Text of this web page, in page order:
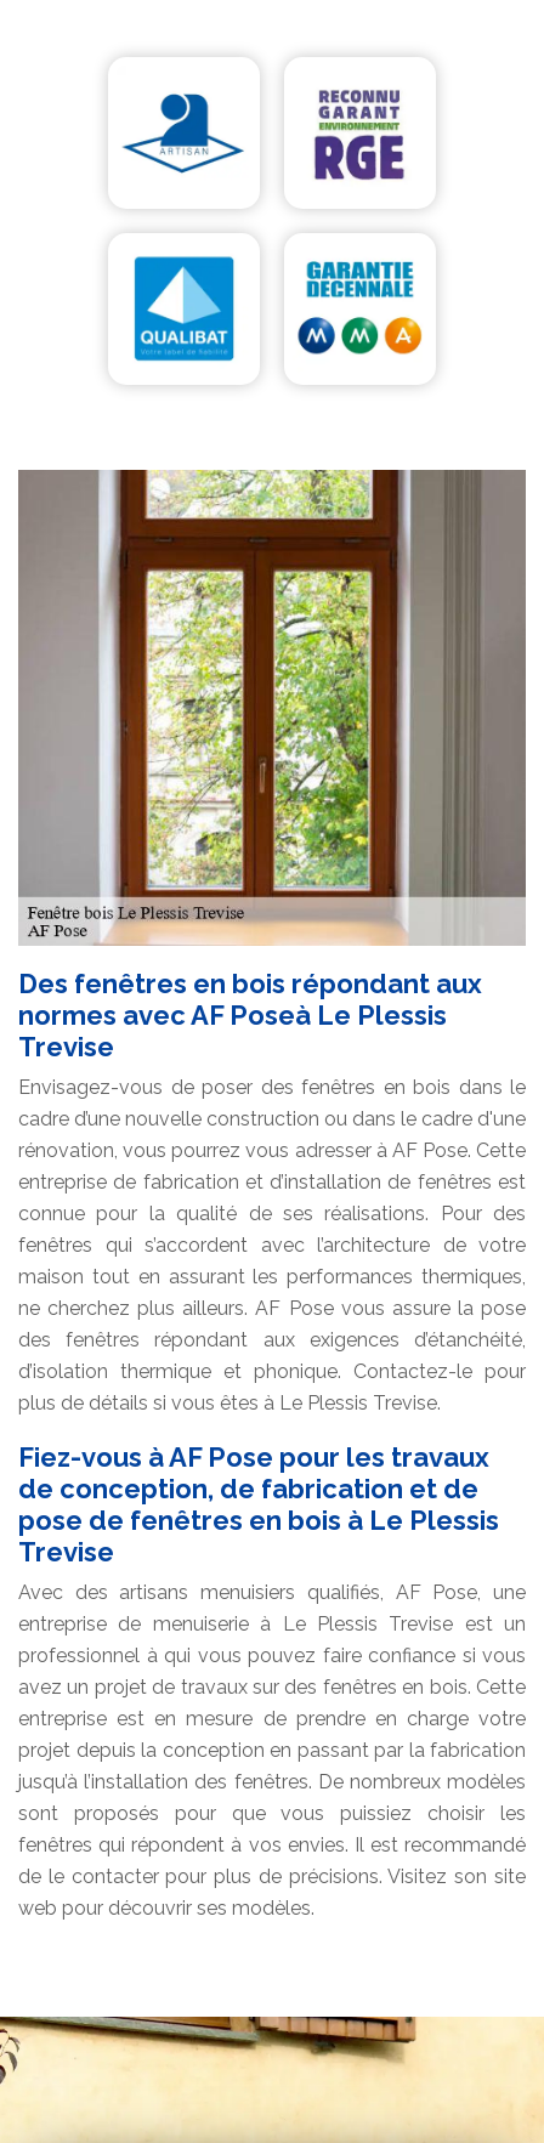
Des fenêtres en bois répondant aux
normes avec AF Poseà Le Plessis
Trevise
Envisagez-vous de poser des fenêtres en bois dans le
cadre d’une nouvelle construction ou dans le cadre d'une
rénovation, vous pourrez vous adresser à AF Pose. Cette
entreprise de fabrication et d’installation de fenêtres est
connue pour la qualité de ses réalisations. Pour des
fenêtres qui s’accordent avec l’architecture de votre
maison tout en assurant les performances thermiques,
ne cherchez plus ailleurs. AF Pose vous assure la pose
des fenêtres répondant aux exigences d’étanchéité,
d’isolation thermique et phonique. Contactez-le pour
plus de détails si vous êtes à Le Plessis Trevise.
Fiez-vous à AF Pose pour les travaux
de conception, de fabrication et de
pose de fenêtres en bois à Le Plessis
Trevise
Avec des artisans menuisiers qualifiés, AF Pose, une
entreprise de menuiserie à Le Plessis Trevise est un
professionnel à qui vous pouvez faire confiance si vous
avez un projet de travaux sur des fenêtres en bois. Cette
entreprise est en mesure de prendre en charge votre
projet depuis la conception en passant par la fabrication
jusqu’à l’installation des fenêtres. De nombreux modèles
sont proposés pour que vous puissiez choisir les
fenêtres qui répondent à vos envies. Il est recommandé
de le contacter pour plus de précisions. Visitez son site
web pour découvrir ses modèles.